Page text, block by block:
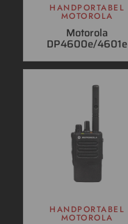
HANDPORTABEL
MOTOROLA
Motorola
DP4600e/4601e
HANDPORTABEL
MOTOROLA